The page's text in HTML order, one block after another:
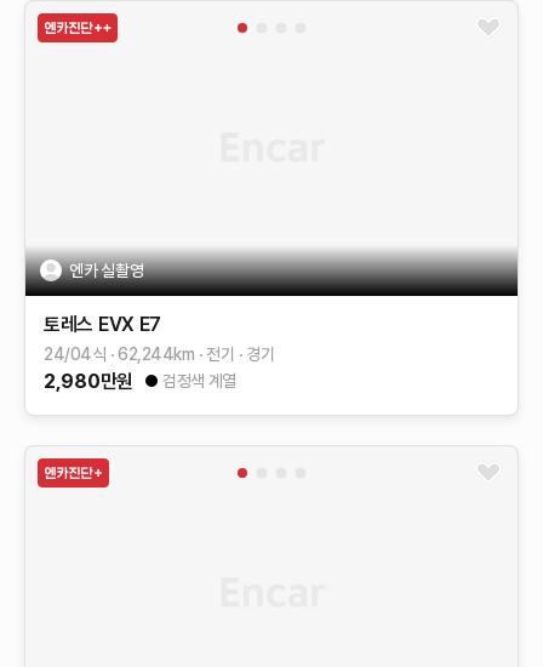
엔카 실촬영
토레스 EVX E7
24/04식 62,244km 전기 경기
2,980만원 검정색 계열